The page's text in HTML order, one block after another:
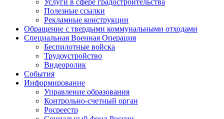
Услуги в сфере градостроительства
Полезные ссылки
Рекламные конструкции
Обращение с твердыми коммунальными отходами
Специальная Военная Операция
Беспилотные войска
Трудоустройство
Видеоролик
События
Информирование
Управление образования
Контрольно-счетный орган
Росреестр